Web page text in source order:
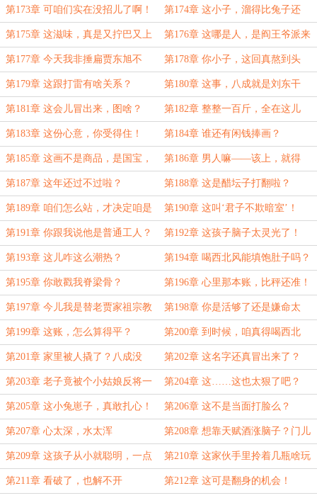
第173章 可咱们实在没招儿了啊！ 第174章 这小子，溜得比兔子还
快！
第175章 这滋味，真是又拧巴又上
头啊！
第176章 这哪是人，是阎王爷派来
的催命符！
第177章 今天我非捶扁贾东旭不
可！
第178章 你小子，这回真熬到头
了！
第179章 这跟打雷有啥关系？ 第180章 这事，八成就是刘东干
的！
第181章 这会儿冒出来，图啥？ 第182章 整整一百斤，全在这儿
啦！
第183章 这份心意，你受得住！ 第184章 谁还有闲钱捧画？
第185章 这画不是商品，是国宝，
出国门都得审批！
第186章 男人嘛——该上，就得
上！
第187章 这年还过不过啦？ 第188章 这是醋坛子打翻啦？
第189章 咱们怎么站，才决定咱是
什么人
第190章 这叫‘君子不欺暗室’！
第191章 你跟我说他是普通工人？ 第192章 这孩子脑子太灵光了！
第193章 这儿咋这么潮热？ 第194章 喝西北风能填饱肚子吗？
第195章 你敢戳我脊梁骨？ 第196章 心里那本账，比秤还准！
第197章 今儿我是替老贾家祖宗教
训你！
第198章 你是活够了还是嫌命太
长？！
第199章 这账，怎么算得平？ 第200章 到时候，咱真得喝西北
风！
第201章 家里被人撬了？八成没
跑！
第202章 这名字还真冒出来了？
第203章 老子竟被个小姑娘反将一
军？！
第204章 这……这也太狠了吧？
第205章 这小兔崽子，真敢扎心！ 第206章 这不是当面打脸么？
第207章 心太深，水太浑 第208章 想靠天赋酒涨脑子？门儿
都没有！
第209章 这孩子从小就聪明，一点
不夸张！
第210章 这家伙手里拎着几瓶啥玩
意儿？
第211章 看破了，也解不开 第212章 这可是翻身的机会！